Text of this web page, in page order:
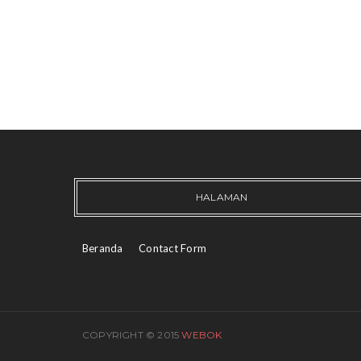
HALAMAN
Beranda Contact Form
COPYRIGHT © 2015WEBOK